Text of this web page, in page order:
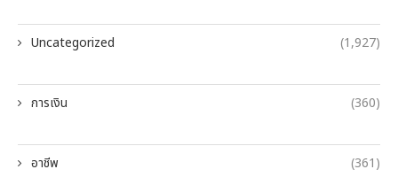
Uncategorized (1,927)
การเงิน (360)
อาชีพ (361)